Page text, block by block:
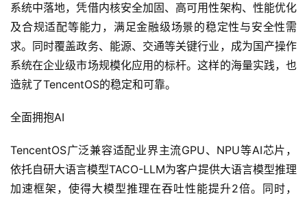
系统中落地，凭借内核安全加固、高可用性架构、性能优化
及合规适配等能力，满足金融级场景的稳定性与安全性需
求。同时覆盖政务、能源、交通等关键行业，成为国产操作
系统在企业级市场规模化应用的标杆。这样的海量实践，也
造就了TencentOS的稳定和可靠。
全面拥抱AI
TencentOS广泛兼容适配业界主流GPU、NPU等AI芯片，
依托自研大语言模型TACO-LLM为客户提供大语言模型推理
加速框架，使得大模型推理在吞吐性能提升2倍。同时，